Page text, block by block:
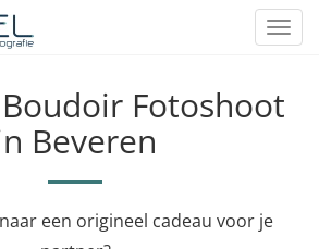
Fotoshoot
Beveren
een origineel cadeau voor je